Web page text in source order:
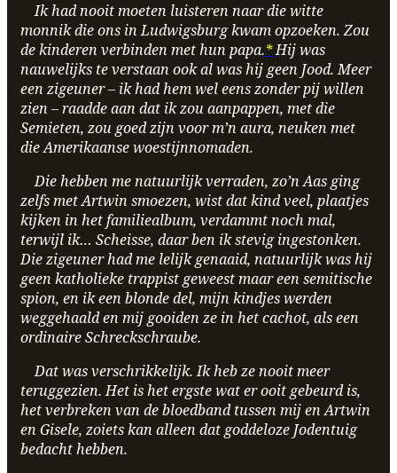
Ik had nooit moeten luisteren naar die witte
monnik die ons in Ludwigsburg kwam opzoeken. Zou
de kinderen verbinden met hun papa.*Hij was
nauwelijks te verstaan ook al was hij geen Jood. Meer
een zigeuner – ik had hem wel eens zonder pij willen
zien – raadde aan dat ik zou aanpappen, met die
Semieten, zou goed zijn voor m’n aura, neuken met
die Amerikaanse woestijnnomaden.
Die hebben me natuurlijk verraden, zo’n Aas ging
zelfs met Artwin smoezen, wist dat kind veel, plaatjes
kijken in het familiealbum, verdammt noch mal,
terwijl ik… Scheisse, daar ben ik stevig ingestonken.
Die zigeuner had me lelijk genaaid, natuurlijk was hij
geen katholieke trappist geweest maar een semitische
spion, en ik een blonde del, mijn kindjes werden
weggehaald en mij gooiden ze in het cachot, als een
ordinaire Schreckschraube.
Dat was verschrikkelijk. Ik heb ze nooit meer
teruggezien. Het is het ergste wat er ooit gebeurd is,
het verbreken van de bloedband tussen mij en Artwin
en Gisele, zoiets kan alleen dat goddeloze Jodentuig
bedacht hebben.